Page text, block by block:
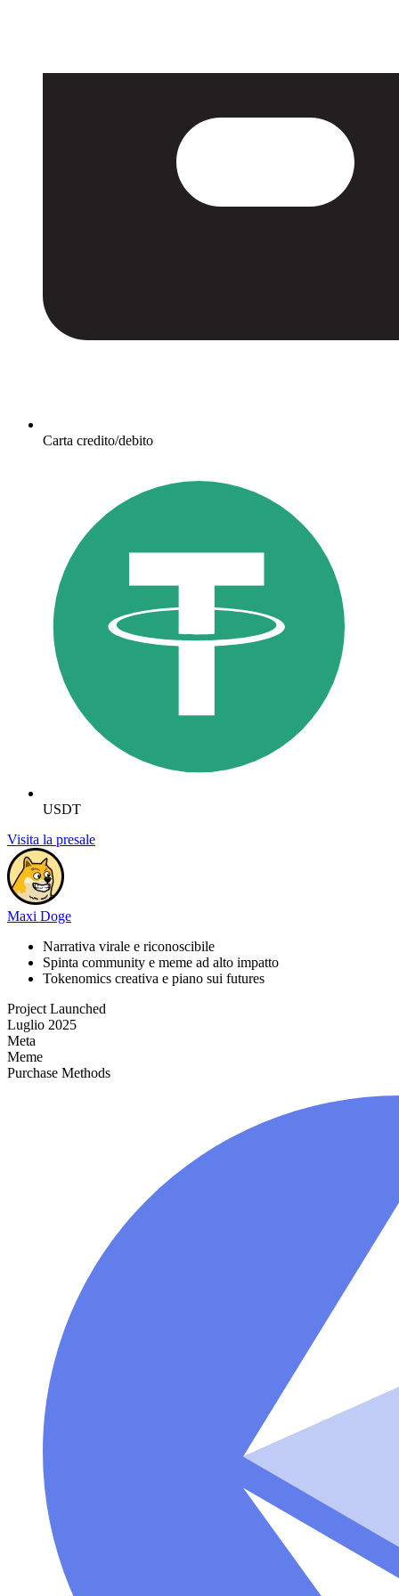
Carta credito/debito
USDT
Visita la presale
Maxi Doge
Narrativa virale e riconoscibile
Spinta community e meme ad alto impatto
Tokenomics creativa e piano sui futures
Project Launched
Luglio 2025
Meta
Meme
Purchase Methods